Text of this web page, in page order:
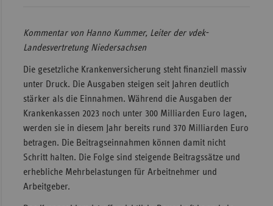
Kommentar von Hanno Kummer, Leiter der vdek-
Landesvertretung Niedersachsen
Die gesetzliche Krankenversicherung steht finanziell massiv
unter Druck. Die Ausgaben steigen seit Jahren deutlich
stärker als die Einnahmen. Während die Ausgaben der
Krankenkassen 2023 noch unter 300 Milliarden Euro lagen,
werden sie in diesem Jahr bereits rund 370 Milliarden Euro
betragen. Die Beitragseinnahmen können damit nicht
Schritt halten. Die Folge sind steigende Beitragssätze und
erhebliche Mehrbelastungen für Arbeitnehmer und
Arbeitgeber.